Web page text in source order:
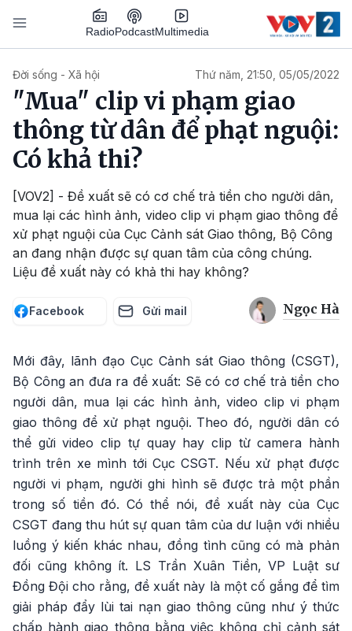
Nhảy đến nội dung
RadioPodcastMultimedia
Đời sống - Xã hội Thứ năm, 21:50, 05/05/2022
"Mua" clip vi phạm giao
thông từ dân để phạt nguội:
Có khả thi?
[VOV2] - Đề xuất sẽ có cơ chế trả tiền cho người dân,
mua lại các hình ảnh, video clip vi phạm giao thông để
xử phạt nguội của Cục Cảnh sát Giao thông, Bộ Công
an đang nhận được sự quan tâm của công chúng.
Liệu đề xuất này có khả thi hay không?
Facebook Gửi mail Ngọc Hà
Mới đây, lãnh đạo Cục Cảnh sát Giao thông (CSGT),
Bộ Công an đưa ra đề xuất: Sẽ có cơ chế trả tiền cho
người dân, mua lại các hình ảnh, video clip vi phạm
giao thông để xử phạt nguội. Theo đó, người dân có
thể gửi video clip tự quay hay clip từ camera hành
trình trên xe mình tới Cục CSGT. Nếu xử phạt được
người vi phạm, người ghi hình sẽ được trả một phần
trong số tiền đó. Có thể nói, đề xuất này của Cục
CSGT đang thu hút sự quan tâm của dư luận với nhiều
luồng ý kiến khác nhau, đồng tình cũng có mà phản
đối cũng không ít. LS Trần Xuân Tiền, VP Luật sư
Đồng Đội cho rằng, đề xuất này là một cố gắng để tìm
giải pháp đẩy lùi tai nạn giao thông cũng như ý thức
chấp hành giao thông bằng việc không chỉ cảnh sát